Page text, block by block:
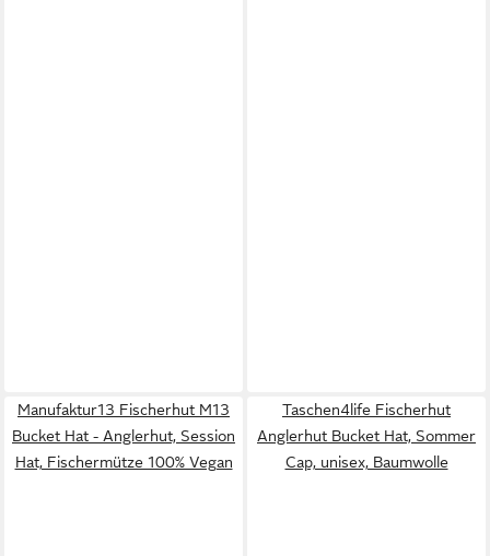
Manufaktur13 Fischerhut M13
Bucket Hat - Anglerhut, Session
Hat, Fischermütze 100% Vegan
Taschen4life Fischerhut
Anglerhut Bucket Hat, Sommer
Cap, unisex, Baumwolle